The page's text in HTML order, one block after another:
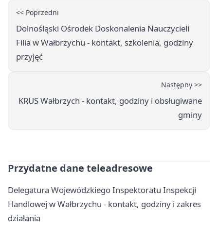
<< Poprzedni
Dolnośląski Ośrodek Doskonalenia Nauczycieli
Filia w Wałbrzychu - kontakt, szkolenia, godziny
przyjęć
Następny >>
KRUS Wałbrzych - kontakt, godziny i obsługiwane
gminy
Przydatne dane teleadresowe
Delegatura Wojewódzkiego Inspektoratu Inspekcji
Handlowej w Wałbrzychu - kontakt, godziny i zakres
działania